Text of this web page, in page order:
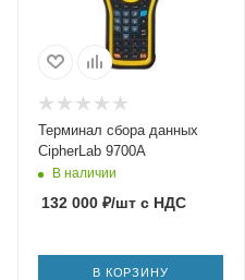
Терминал сбора данных
CipherLab 9700A
В наличии
132 000 ₽/шт с НДС
В КОРЗИНУ